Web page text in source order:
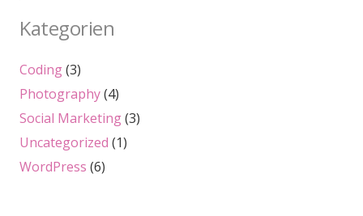
Kategorien
Coding(3)
Photography(4)
Social Marketing(3)
Uncategorized (1)
WordPress (6)